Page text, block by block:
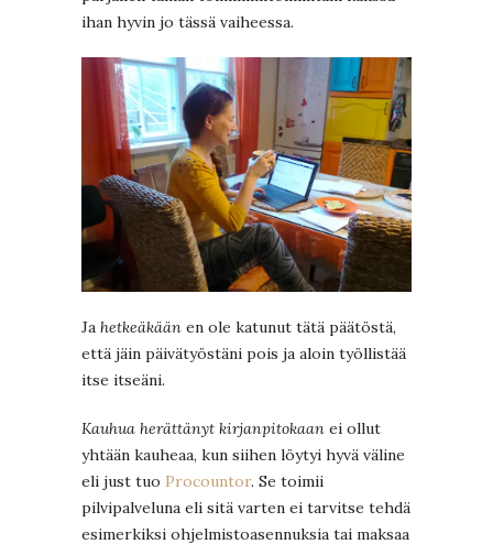
ihan hyvin jo tässä vaiheessa.
Ja hetkeäkään en ole katunut tätä päätöstä,
että jäin päivätyöstäni pois ja aloin työllistää
itse itseäni.
Kauhua herättänyt kirjanpitokaan ei ollut
yhtään kauheaa, kun siihen löytyi hyvä väline
eli just tuo Procountor. Se toimii
pilvipalveluna eli sitä varten ei tarvitse tehdä
esimerkiksi ohjelmistoasennuksia tai maksaa